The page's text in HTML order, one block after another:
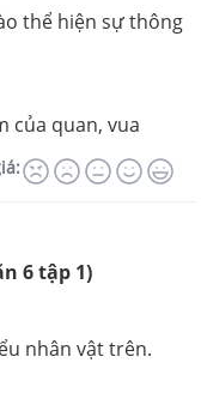
thể hiện sự thông
của quan, vua
6 tập 1)
nhân vật trên.